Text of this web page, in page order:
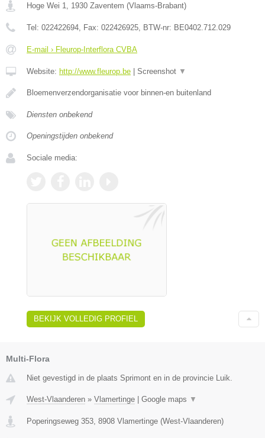
Hoge Wei 1 1930 Zaventem (Vlaams-Brabant)
Tel: 022422694 , Fax: 022426925 , BTW-nr: BE0402.712.029
E-mail › Fleurop-Interflora CVBA
Website: http://www.fleurop.be | Screenshot ▼
Bloemenverzendorganisatie voor binnen-en buitenland
Diensten onbekend
Openingstijden onbekend
Sociale media:
BEKIJK VOLLEDIG PROFIEL
Multi-Flora
Niet gevestigd in de plaats Sprimont en in de provincie Luik.
West-Vlaanderen » Vlamertinge Google maps ▼
Poperingseweg 353, 8908 Vlamertinge (West-Vlaanderen)